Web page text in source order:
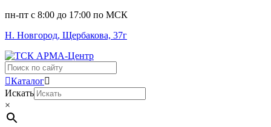
пн-пт c 8:00 до 17:00 по МСК
Н. Новгород, Щербакова, 37г
Поиск
...Каталог
Искать
×